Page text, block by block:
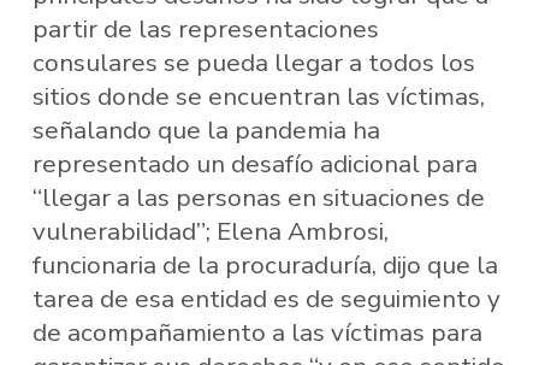
partir de las representaciones
consulares se pueda llegar a todos los
sitios donde se encuentran las víctimas,
señalando que la pandemia ha
representado un desafío adicional para
“llegar a las personas en situaciones de
vulnerabilidad”; Elena Ambrosi,
funcionaria de la procuraduría, dijo que la
tarea de esa entidad es de seguimiento y
de acompañamiento a las víctimas para